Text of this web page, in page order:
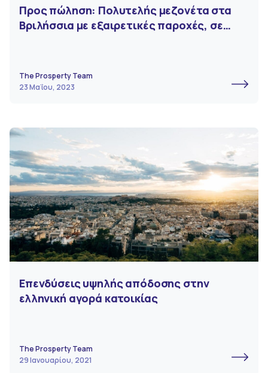
Προς πώληση: Πολυτελής μεζονέτα στα
Βριλήσσια με εξαιρετικές παροχές, σε
The Prosperty Team
23 Μαΐου, 2023
Επενδύσεις υψηλής απόδοσης στην
ελληνική αγορά κατοικίας
The Prosperty Team
29 Ιανουαρίου, 2021